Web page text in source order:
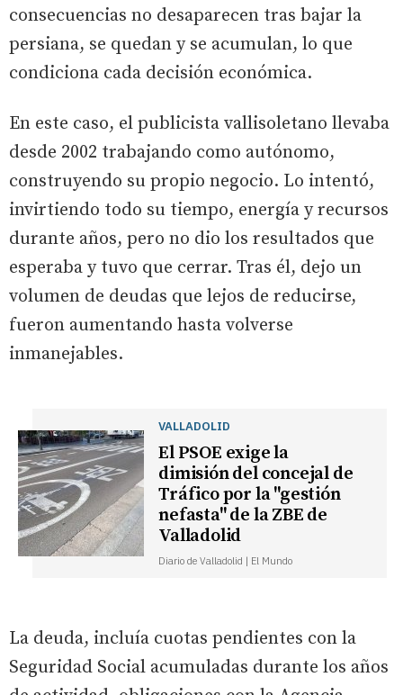
consecuencias no desaparecen tras bajar la
persiana, se quedan y se acumulan, lo que
condiciona cada decisión económica.
En este caso, el publicista vallisoletano llevaba
desde 2002 trabajando como autónomo,
construyendo su propio negocio. Lo intentó,
invirtiendo todo su tiempo, energía y recursos
durante años, pero no dio los resultados que
esperaba y tuvo que cerrar. Tras él, dejo un
volumen de deudas que lejos de reducirse,
fueron aumentando hasta volverse
inmanejables.
VALLADOLID
El PSOE exige la
dimisión del concejal de
Tráfico por la "gestión
nefasta" de la ZBE de
Valladolid
Diario de Valladolid | El Mundo
La deuda, incluía cuotas pendientes con la
Seguridad Social acumuladas durante los años